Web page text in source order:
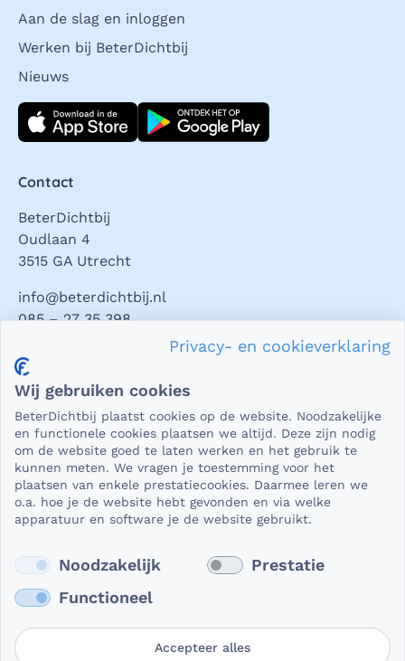
Aan de slag en inloggen
Werken bij BeterDichtbij
Nieuws
Download direct
Contact
BeterDichtbij
Oudlaan 4
3515 GA Utrecht
info@beterdichtbij.nl
085 – 27 35 398
Privacy en veiligheid
essentieel dat die beveiligd worden uitgewisseld. En dat
die gegevens niet in verkeerde handen vallen. Daar kun je
op rekenen bij BeterDichtbij.
Lees verder
Privacy- en cookieverklaring
Wij gebruiken cookies
BeterDichtbij plaatst cookies op de website. Noodzakelijke
en functionele cookies plaatsen we altijd. Deze zijn nodig
om de website goed te laten werken en het gebruik te
kunnen meten. We vragen je toestemming voor het
plaatsen van enkele prestatiecookies. Daarmee leren we
o.a. hoe je de website hebt gevonden en via welke
apparatuur en software je de website gebruikt.
Noodzakelijk
Prestatie
Functioneel
Accepteer alles